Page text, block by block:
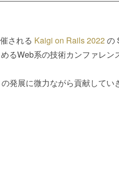
される Kaigi on Rails 2022 の
るWeb系の技術カンファレ
発展に微力ながら貢献してい